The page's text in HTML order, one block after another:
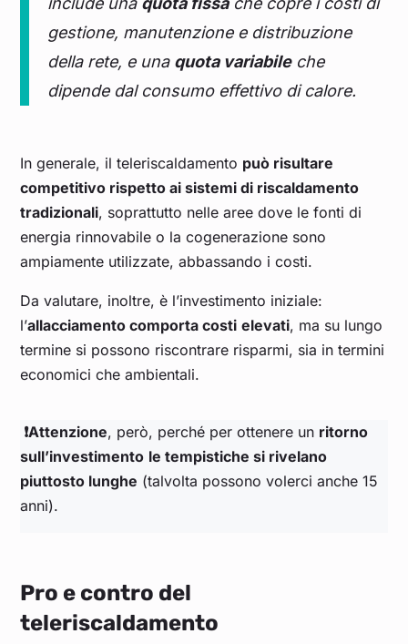
gestione, manutenzione e distribuzione
della rete, e una quota variabileche
dipende dal consumo effettivo di calore.
In generale, il teleriscaldamento può risultare
competitivo rispetto ai sistemi di riscaldamento
tradizionali, soprattutto nelle aree dove le fonti di
energia rinnovabile o la cogenerazione sono
ampiamente utilizzate, abbassando i costi.
Da valutare, inoltre, è l’investimento iniziale:
l’allacciamento comporta costi elevati, ma su lungo
termine si possono riscontrare risparmi, sia in termini
economici che ambientali.
❗Attenzione, però, perché per ottenere un ritorno
sull’investimento le tempistiche si rivelano
piuttosto lunghe (talvolta possono volerci anche 15
anni).
Pro e contro del
teleriscaldamento